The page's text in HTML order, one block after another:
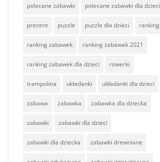
polecane zabawki polecane zabawki dla dzieci
prezent puzzle puzzle dla dzieci ranking
ranking zabawek ranking zabawek 2021
ranking zabawek dla dzieci rowerki
trampolina układanki układanki dla dzieci
zabawa zabawka zabawka dla dziecka
zabawki zabawki dla dzieci
zabawki dla dziecka zabawki drewniane